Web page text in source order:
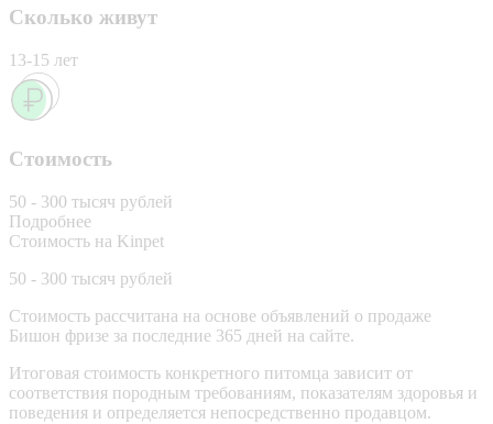
Сколько живут
13-15 лет
Стоимость
50 - 300 тысяч рублей
Подробнее
Стоимость на Kinpet
50 - 300 тысяч рублей
Стоимость рассчитана на основе объявлений о продаже
Бишон фризе за последние 365 дней на сайте.
Итоговая стоимость конкретного питомца зависит от
соответствия породным требованиям, показателям здоровья и
поведения и определяется непосредственно продавцом.